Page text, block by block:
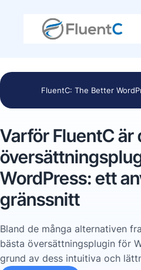
FluentC: The Better
Varför FluentC är
WordPress: ett
gränssnitt
Bland de många alternativen
bästa översättningsplugin för
grund av dess intuitiva och